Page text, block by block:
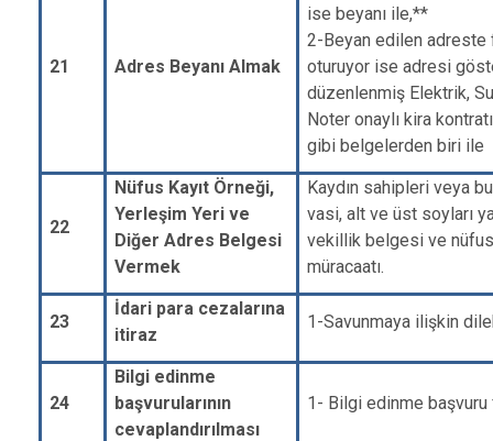
21 Adres Beyanı Almak
ise beyanı ile,**
2-Beyan edilen adreste
oturuyor ise adresi
düzenlenmiş Elektrik,
Noter onaylı kira
gibi belgelerden biri ile
22
Nüfus Kayıt Örneği,
Yerleşim Yeri ve
Diğer Adres Belgesi
Vermek
Kaydın sahipleri veya
vasi, alt ve üst soyları
vekillik belgesi ve
müracaatı.
23
İdari para cezalarına
itiraz
1-Savunmaya ilişkin
24
Bilgi edinme
başvurularının
cevaplandırılması
1- Bilgi edinme